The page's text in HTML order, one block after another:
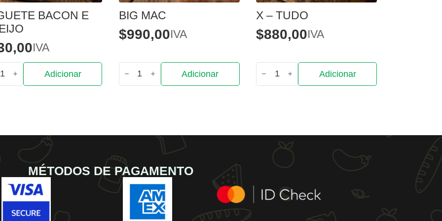
BACON E
IVA
Adicionar
BIG MAC
$990,00IVA
Quantidade
de
Big
Adicionar
X – TUDO
$880,00IVA
Quantidade
de
X
Adicionar
MÉTODOS DE PAGAMENTO